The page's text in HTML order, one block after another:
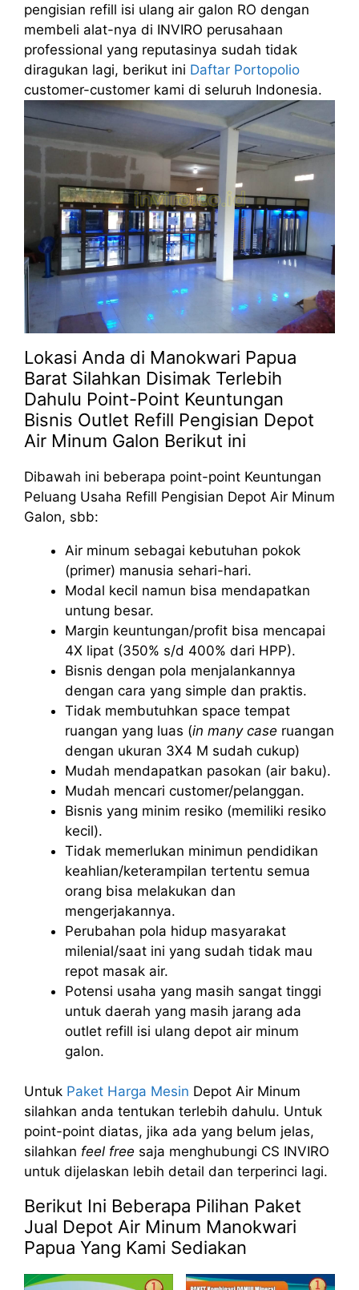
pengisian refill isi ulang air galon RO dengan
membeli alat-nya di INVIRO perusahaan
professional yang reputasinya sudah tidak
diragukan lagi, berikut ini Daftar Portopolio
customer-customer kami di seluruh Indonesia.
Lokasi Anda di Manokwari Papua
Barat Silahkan Disimak Terlebih
Dahulu Point-Point Keuntungan
Bisnis Outlet Refill Pengisian Depot
Air Minum Galon Berikut ini
Dibawah ini beberapa point-point Keuntungan
Peluang Usaha Refill Pengisian Depot Air Minum
Galon, sbb:
Air minum sebagai kebutuhan pokok
(primer) manusia sehari-hari.
Modal kecil namun bisa mendapatkan
untung besar.
Margin keuntungan/profit bisa mencapai
4X lipat (350% s/d 400% dari HPP).
Bisnis dengan pola menjalankannya
dengan cara yang simple dan praktis.
Tidak membutuhkan space tempat
ruangan yang luas (in many case ruangan
dengan ukuran 3X4 M sudah cukup)
Mudah mendapatkan pasokan (air baku).
Mudah mencari customer/pelanggan.
Bisnis yang minim resiko (memiliki resiko
kecil).
Tidak memerlukan minimun pendidikan
keahlian/keterampilan tertentu semua
orang bisa melakukan dan
mengerjakannya.
Perubahan pola hidup masyarakat
milenial/saat ini yang sudah tidak mau
repot masak air.
Potensi usaha yang masih sangat tinggi
untuk daerah yang masih jarang ada
outlet refill isi ulang depot air minum
galon.
Untuk Paket Harga Mesin Depot Air Minum
silahkan anda tentukan terlebih dahulu. Untuk
point-point diatas, jika ada yang belum jelas,
silahkan feel free saja menghubungi CS INVIRO
untuk dijelaskan lebih detail dan terperinci lagi.
Berikut Ini Beberapa Pilihan Paket
Jual Depot Air Minum Manokwari
Papua Yang Kami Sediakan